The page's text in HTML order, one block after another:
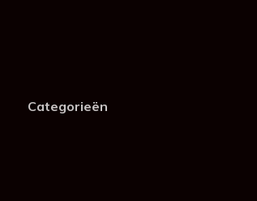
Categorieën